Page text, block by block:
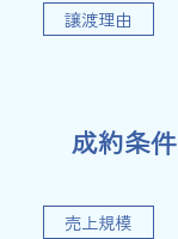
譲渡理由
成約条件
売上規模